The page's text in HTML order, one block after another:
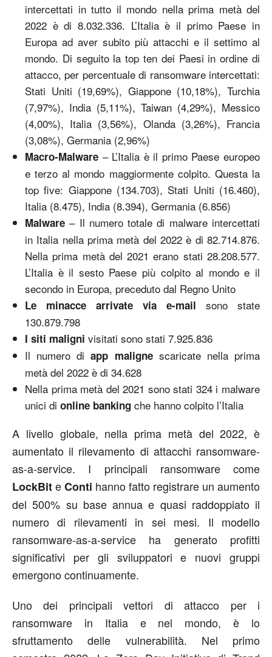
intercettati in tutto il mondo nella prima metà del
2022 è di 8.032.336. L’Italia è il primo Paese in
Europa ad aver subito più attacchi e il settimo al
mondo. Di seguito la top ten dei Paesi in ordine di
attacco, per percentuale di ransomware intercettati:
Stati Uniti (19,69%), Giappone (10,18%), Turchia
(7,97%), India (5,11%), Taiwan (4,29%), Messico
(4,00%), Italia (3,56%), Olanda (3,26%), Francia
(3,08%), Germania (2,96%)
Macro-Malware – L’Italia è il primo Paese europeo
e terzo al mondo maggiormente colpito. Questa la
top five: Giappone (134.703), Stati Uniti (16.460),
Italia (8.475), India (8.394), Germania (6.856)
Malware – Il numero totale di malware intercettati
in Italia nella prima metà del 2022 è di 82.714.876.
Nella prima metà del 2021 erano stati 28.208.577.
L’Italia è il sesto Paese più colpito al mondo e il
secondo in Europa, preceduto dal Regno Unito
Le minacce arrivate via e-mail sono state
130.879.798
I siti maligni visitati sono stati 7.925.836
Il numero diapp malignescaricate nella prima
metà del 2022 è di 34.628
Nella prima metà del 2021 sono stati 324 i malware
unici di online banking che hanno colpito l’Italia
A livello globale, nella prima metà del 2022, è
aumentato il rilevamento di attacchi ransomware-
as-a-service. I principali ransomware come
LockBiteConti hanno fatto registrare un aumento
del 500% su base annua e quasi raddoppiato il
numero di rilevamenti in sei mesi. Il modello
ransomware-as-a-service ha generato profitti
significativi per gli sviluppatori e nuovi gruppi
emergono continuamente.
Uno dei principali vettori di attacco per i
ransomware in Italia e nel mondo, è lo
sfruttamento delle vulnerabilità. Nel primo